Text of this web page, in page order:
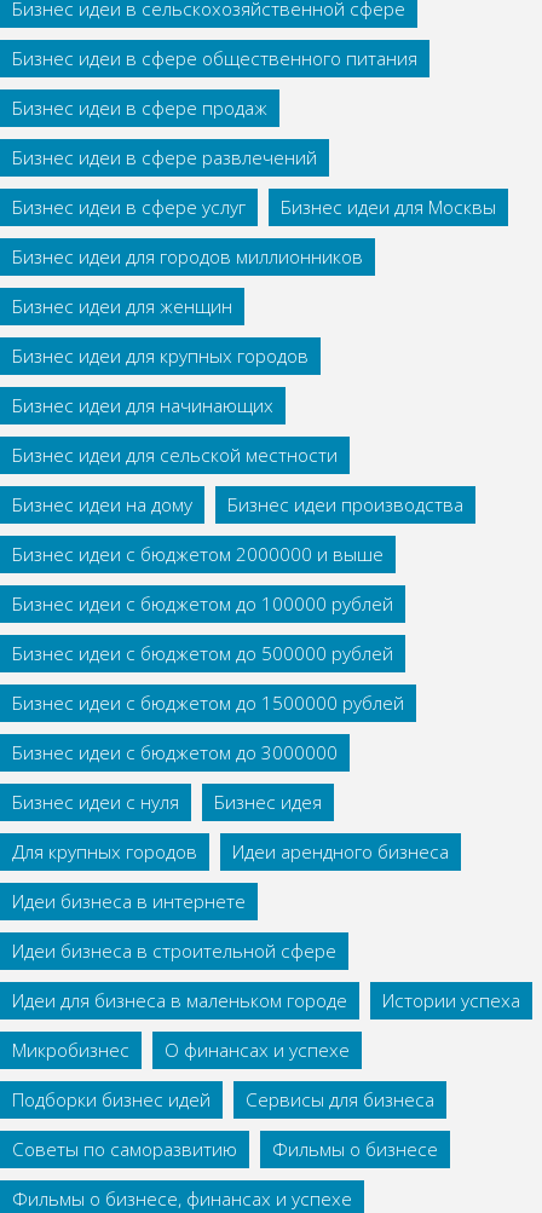
Бизнес идеи в сельскохозяйственной сфере
Бизнес идеи в сфере общественного питания
Бизнес идеи в сфере продаж
Бизнес идеи в сфере развлечений
Бизнес идеи в сфере услуг
Бизнес идеи для Москвы
Бизнес идеи для городов миллионников
Бизнес идеи для женщин
Бизнес идеи для крупных городов
Бизнес идеи для начинающих
Бизнес идеи для сельской местности
Бизнес идеи на дому
Бизнес идеи производства
Бизнес идеи с бюджетом 2000000 и выше
Бизнес идеи с бюджетом до 100000 рублей
Бизнес идеи с бюджетом до 500000 рублей
Бизнес идеи с бюджетом до 1500000 рублей
Бизнес идеи с бюджетом до 3000000
Бизнес идеи с нуля
Бизнес идея
Для крупных городов
Идеи арендного бизнеса
Идеи бизнеса в интернете
Идеи бизнеса в строительной сфере
Идеи для бизнеса в маленьком городе
Истории успеха
Микробизнес
О финансах и успехе
Подборки бизнес идей
Сервисы для бизнеса
Советы по саморазвитию
Фильмы о бизнесе
Фильмы о бизнесе, финансах и успехе